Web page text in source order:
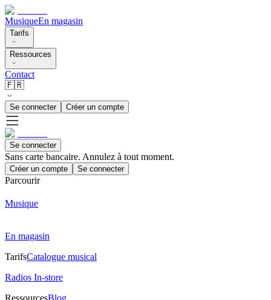
MusiqueEn magasin
Tarifs
Ressources
Contact
🇫🇷
Se connecter Créer un compte
Se connecter
Sans carte bancaire. Annulez à tout moment.
Créer un compte Se connecter
Parcourir
Musique
En magasin
TarifsCatalogue musical
Radios In-store
RessourcesBlog